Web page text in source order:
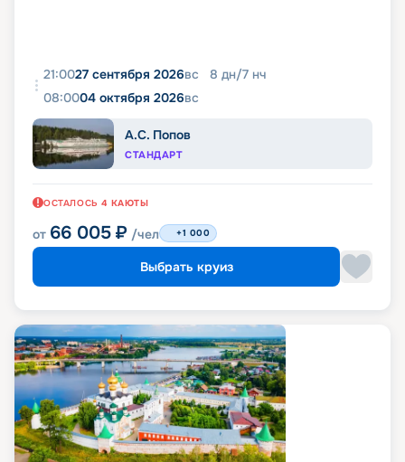
21:0027 сентября 2026вс 8 дн/7 нч
08:0004 октября 2026вс
А.С. Попов
СТАНДАРТ
ОСТАЛОСЬ 4 КАЮТЫ
от 66 005 ₽ /чел +1 000
Выбрать круиз